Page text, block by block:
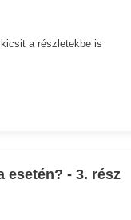
a részletekbe is
esetén? - 3. rész